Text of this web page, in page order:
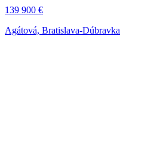
139 900 €
Agátová, Bratislava-Dúbravka